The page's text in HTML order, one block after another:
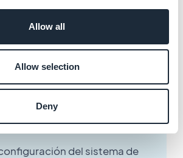
Allow all
Allow selection
Deny
artículos
del sistema de